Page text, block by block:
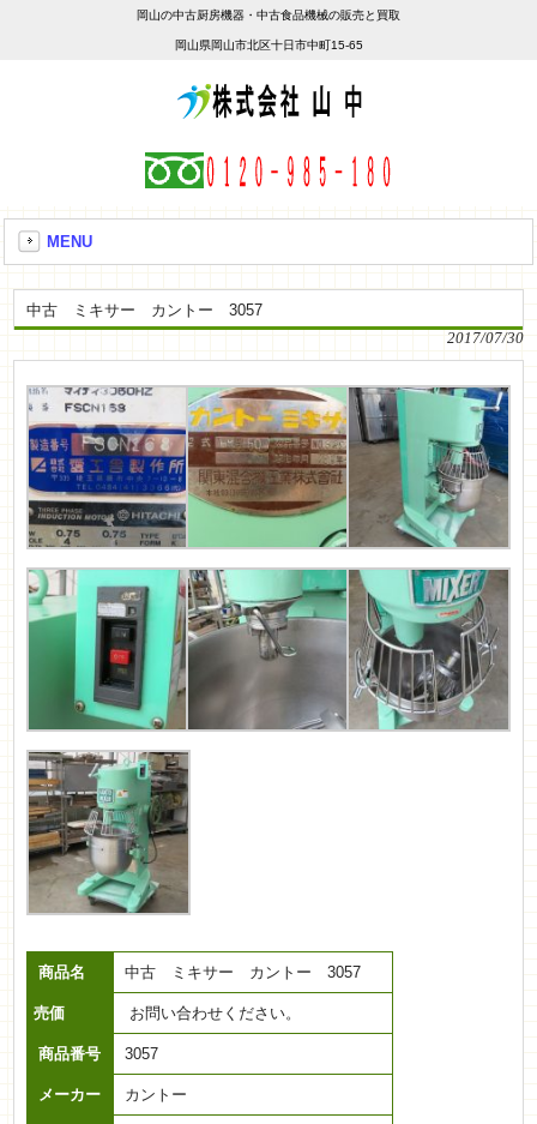
岡山の中古厨房機器・中古食品機械の販売と買取
岡山県岡山市北区十日市中町15-65
MENU
中古 ミキサー カントー 3057
2017/07/30
商品名 中古 ミキサー カントー 3057
売価 お問い合わせください。
商品番号 3057
メーカー カントー